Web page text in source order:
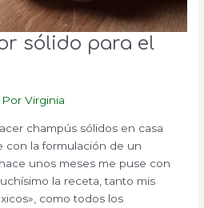
sólido para el
PorVirginia
champús sólidos en casa
la formulación de un
unos meses me puse con
la receta, tanto mis
como todos los